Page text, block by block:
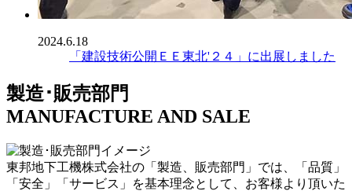
2024.6.18
「建設技術公開ＥＥ東北'２４」に出展しました
製造･販売部門
MANUFACTURE AND SALE
東邦地下工機株式会社の「製造、販売部門」では、「品質」
「安全」「サービス」を基本理念として、お客様より頂いた